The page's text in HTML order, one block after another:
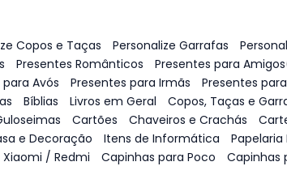
Copos e Taças Personalize Garrafas
Presentes Românticos
Presentes para
Avós Presentes para Irmãs
Presentes
Bíblias Livros em Geral
Copos, Taças e
Cartões Chaveiros e Crachás
e Decoração Itens de Informática Papelaria
/ Redmi Capinhas para Poco Capinhas